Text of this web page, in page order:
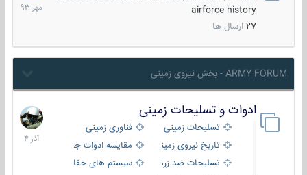
airforce history
27 ارسال ها
1393
ARMY FORUM - بخش نیروی زمینی
ادوات و تسلیحات زمینی
تسلیحات زمینی
فناوری زمینی
تاریخ نیروی زمینی
مقایسه ادوات جنگی
تسلیحات ضد زره
سیستم های حفاظت فعال
21
آذر
1404